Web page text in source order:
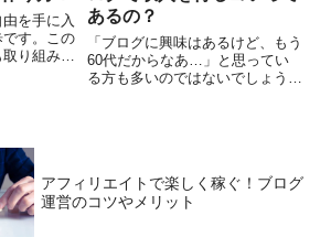
を手に入
す。この
り組みや
ぜひ参
あるの？
「ブログに興味はあるけど、もう
60代だからなあ…」と思ってい
る方も多いのではないでしょう
いま...
アフィリエイトで楽しく稼ぐ！ブログ
運営のコツやメリット